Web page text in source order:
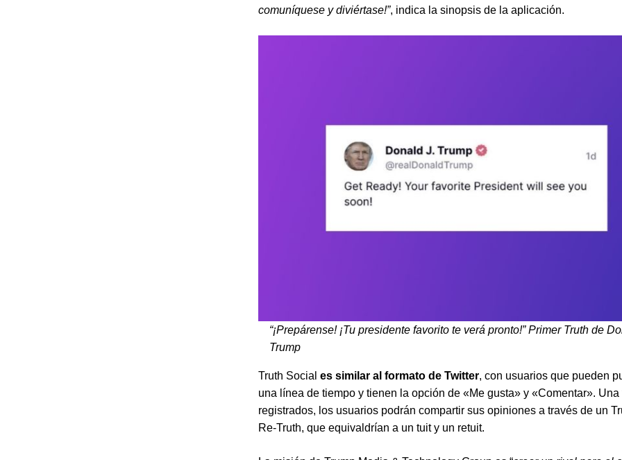
comuníquese y diviértase!”, indica la sinopsis de la aplicación.
“¡Prepárense! ¡Tu presidente favorito te verá pronto!” Primer Truth de
Trump
Truth Social es similar al formato de Twitter, con usuarios que pueden
una línea de tiempo y tienen la opción de «Me gusta» y «Comentar». Una
registrados, los usuarios podrán compartir sus opiniones a través de un
Re-Truth, que equivaldrían a un tuit y un retuit.